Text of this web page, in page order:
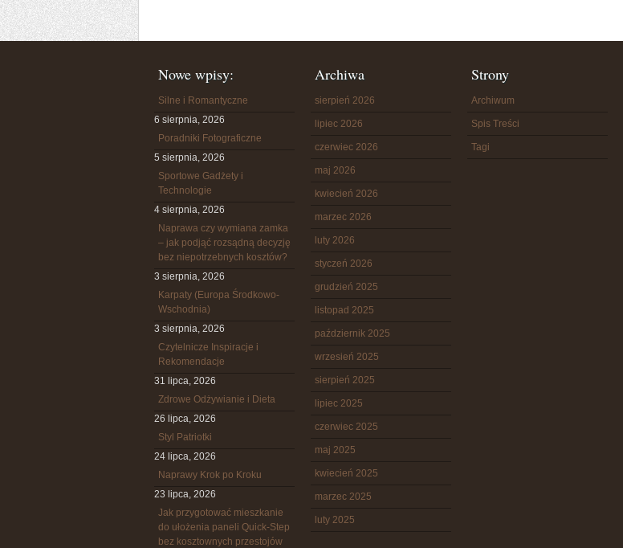
Nowe wpisy:
Silne i Romantyczne
6 sierpnia, 2026
Poradniki Fotograficzne
5 sierpnia, 2026
Sportowe Gadżety i
Technologie
4 sierpnia, 2026
Naprawa czy wymiana zamka
– jak podjąć rozsądną decyzję
bez niepotrzebnych kosztów?
3 sierpnia, 2026
Karpaty (Europa Środkowo-
Wschodnia)
3 sierpnia, 2026
Czytelnicze Inspiracje i
Rekomendacje
31 lipca, 2026
Zdrowe Odżywianie i Dieta
26 lipca, 2026
Styl Patriotki
24 lipca, 2026
Naprawy Krok po Kroku
23 lipca, 2026
Jak przygotować mieszkanie
do ułożenia paneli Quick-Step
bez kosztownych przestojów
Archiwa
sierpień 2026
lipiec 2026
czerwiec 2026
maj 2026
kwiecień 2026
marzec 2026
luty 2026
styczeń 2026
grudzień 2025
listopad 2025
październik 2025
wrzesień 2025
sierpień 2025
lipiec 2025
czerwiec 2025
maj 2025
kwiecień 2025
marzec 2025
luty 2025
Strony
Archiwum
Spis Treści
Tagi